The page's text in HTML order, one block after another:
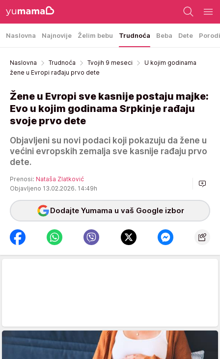
Naslovna Najnovije Želim bebu Trudnoća Beba Dete
Naslovna Trudnoća Tvojih 9 meseci
U kojim godinama
žene u Evropi rađaju prvo dete
Žene u Evropi sve kasnije postaju majke:
Evo u kojim godinama Srpkinje rađaju
svoje prvo dete
Objavljeni su novi podaci koji pokazuju da žene u
većini evropskih zemalja sve kasnije rađaju prvo
dete.
Prenosi: Nataša Zlatković
Objavljeno 13.02.2026. 14:49h
Dodajte Yumama u vaš Google izbor